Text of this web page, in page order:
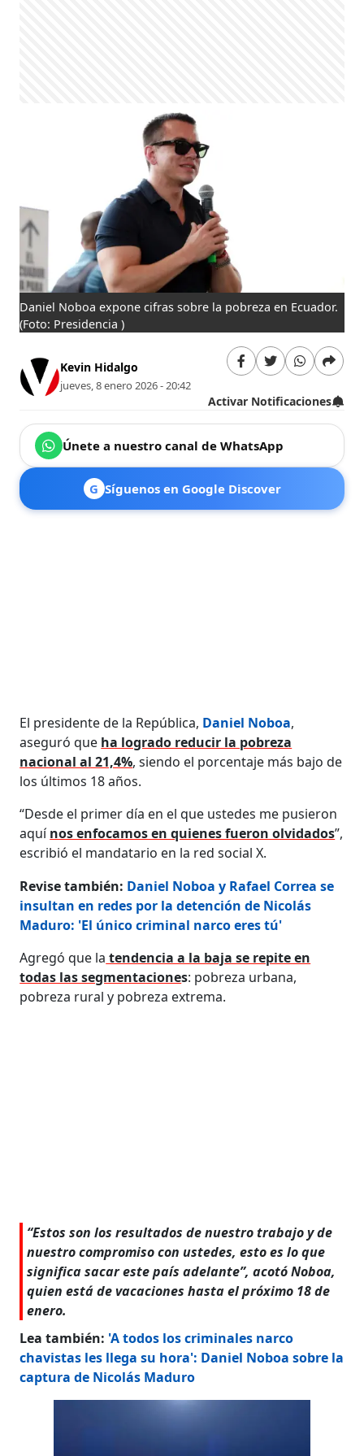
Daniel Noboa expone cifras sobre la pobreza en Ecuador.
(Foto: Presidencia )
Kevin Hidalgo
jueves, 8 enero 2026 - 20:42
Activar Notificaciones
Únete a nuestro canal de WhatsApp
G Síguenos en Google Discover
El presidente de la República, Daniel Noboa,
aseguró que ha logrado reducir la pobreza
nacional al 21,4%, siendo el porcentaje más bajo de
los últimos 18 años.
“Desde el primer día en el que ustedes me pusieron
aquínos enfocamos en quienes fueron olvidados”,
escribió el mandatario en la red social X.
Revise también: Daniel Noboa y Rafael Correa se
insultan en redes por la detención de Nicolás
Maduro: 'El único criminal narco eres tú'
Agregó que la tendencia a la baja se repite en
todas las segmentaciones: pobreza urbana,
pobreza rural y pobreza extrema.
“Estos son los resultados de nuestro trabajo y de
nuestro compromiso con ustedes, esto es lo que
significa sacar este país adelante”, acotó Noboa,
quien está de vacaciones hasta el próximo 18 de
enero.
Lea también: 'A todos los criminales narco
chavistas les llega su hora': Daniel Noboa sobre la
captura de Nicolás Maduro